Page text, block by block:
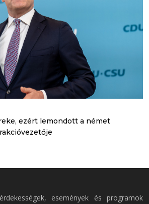
ezért lemondott a német
események és programok